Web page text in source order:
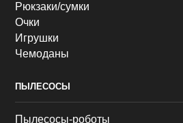
Рюкзаки/сумки
Очки
Игрушки
Чемоданы
ПЫЛЕСОСЫ
Пылесосы-роботы